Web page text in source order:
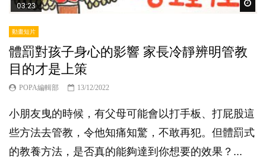
03:23
動畫短片
體罰對孩子身心的影響 家長冷靜辨明管教
目的才是上策
POPA編輯部 13/12/2022
小朋友曳的時候，有父母可能會以打手板、打屁股這
些方法去管教，令他知痛知驚，不敢再犯。但體罰式
的教養方法，是否真的能夠達到你想要的效果？...